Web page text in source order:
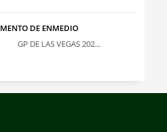
DE ENMEDIO
GP DE LAS VEGAS 202...